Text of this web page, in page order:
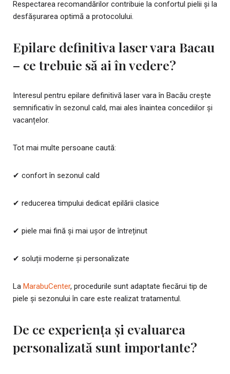
Respectarea recomandărilor contribuie la confortul pielii și la
desfășurarea optimă a protocolului.
Epilare definitiva laser vara Bacau
– ce trebuie să ai în vedere?
Interesul pentru epilare definitivă laser vara în Bacău crește
semnificativ în sezonul cald, mai ales înaintea concediilor și
vacanțelor.
Tot mai multe persoane caută:
✔ confort în sezonul cald
✔ reducerea timpului dedicat epilării clasice
✔ piele mai fină și mai ușor de întreținut
✔ soluții moderne și personalizate
La MarabuCenter, procedurile sunt adaptate fiecărui tip de
piele și sezonului în care este realizat tratamentul.
De ce experiența și evaluarea
personalizată sunt importante?